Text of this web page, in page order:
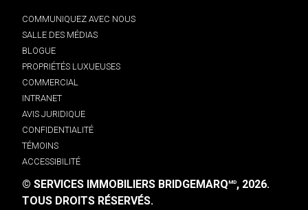
COMMUNIQUEZ AVEC NOUS
SALLE DES MÉDIAS
BLOGUE
PROPRIÉTÉS LUXUEUSES
COMMERCIAL
INTRANET
AVIS JURIDIQUE
CONFIDENTIALITÉ
TÉMOINS
ACCESSIBILITÉ
© SERVICES IMMOBILIERS BRIDGEMARQMD, 2026.
TOUS DROITS RÉSERVÉS.